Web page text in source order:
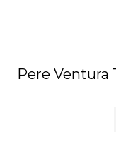
Pere Ventura